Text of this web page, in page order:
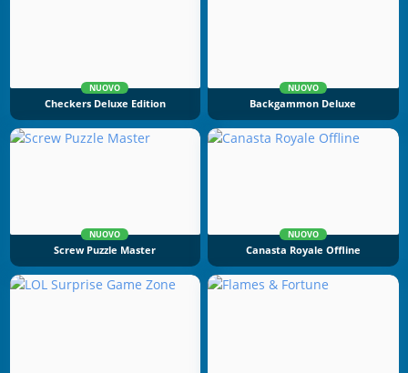
NUOVO
Checkers Deluxe Edition
NUOVO
Backgammon Deluxe
NUOVO
Screw Puzzle Master
NUOVO
Canasta Royale Offline